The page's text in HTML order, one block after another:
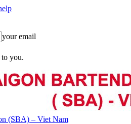
your email
you.
(SBA) – Viet Nam